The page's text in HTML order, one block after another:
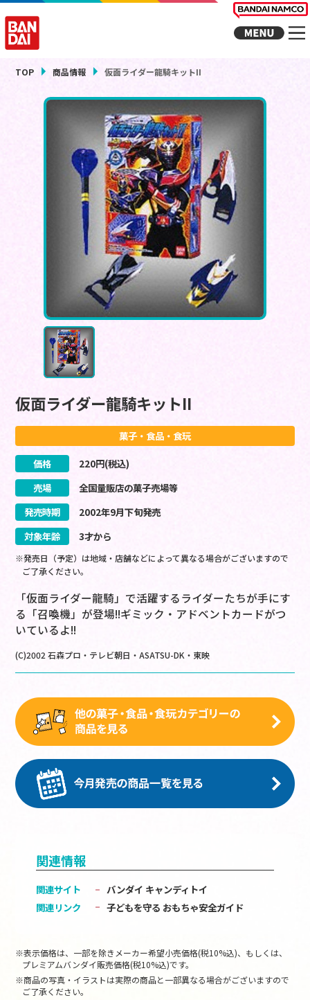
TOP 商品情報 仮面ライダー龍騎キットII
仮面ライダー龍騎キットII
菓子・食品・食玩
価格 220円(税込)
売場
全国量販店の菓子売場等
発売時期
2002年9月下旬発売
対象年齢
3才から
※発売日（予定）は地域・店舗などによって異なる場合がございますので
ご了承ください。
「仮面ライダー龍騎」で活躍するライダーたちが手にす
る「召喚機」が登場!!ギミック・アドベントカードがつ
いているよ!!
(C)2002 石森プロ・テレビ朝日・ASATSU-DK・東映
関連情報
関連サイト
バンダイ キャンディトイ
関連リンク
子どもを守る おもちゃ安全ガイド
※表示価格は、一部を除きメーカー希望小売価格(税10%込)、もしくは、
プレミアムバンダイ販売価格(税10%込)です。
※商品の写真・イラストは実際の商品と一部異なる場合がございますので
ご了承ください。